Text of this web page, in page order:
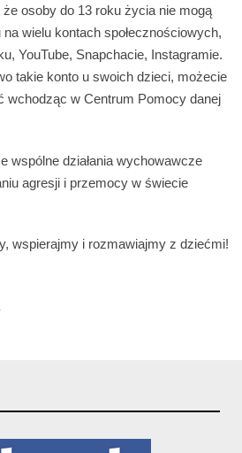
osoby do 13 roku życia nie mogą
wielu kontach społecznościowych,
YouTube, Snapchacie, Instagramie.
takie konto u swoich dzieci, możecie
wchodząc w Centrum Pomocy danej
wspólne działania wychowawcze
agresji i przemocy w świecie
wspierajmy i rozmawiajmy z dziećmi!